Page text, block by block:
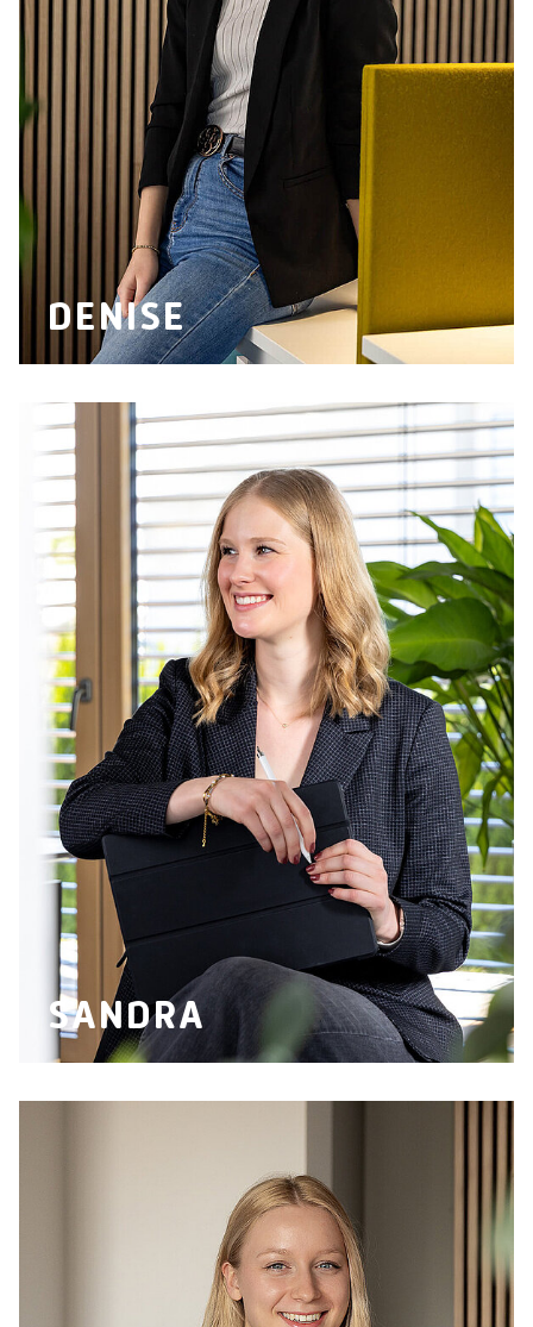
DENISE
SANDRA